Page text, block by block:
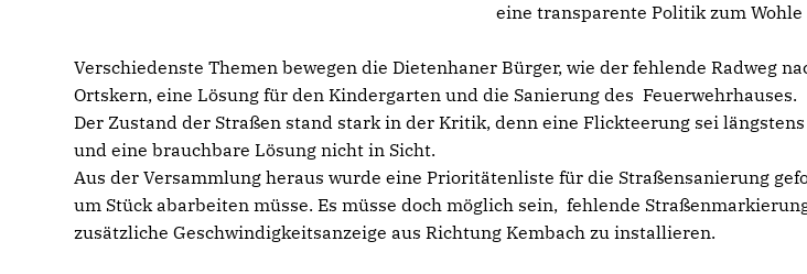
eine transparente Politik zum
Verschiedenste Themen bewegen die Dietenhaner Bürger, wie der fehlende Radweg
Ortskern, eine Lösung für den Kindergarten und die Sanierung des Feuerwehrhauses.
Der Zustand der Straßen stand stark in der Kritik, denn eine Flickteerung sei
und eine brauchbare Lösung nicht in Sicht.
Aus der Versammlung heraus wurde eine Prioritätenliste für die Straßensanierung
um Stück abarbeiten müsse. Es müsse doch möglich sein, fehlende
zusätzliche Geschwindigkeitsanzeige aus Richtung Kembach zu installieren.